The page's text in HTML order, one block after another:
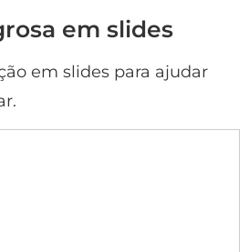
em slides
em slides para ajudar